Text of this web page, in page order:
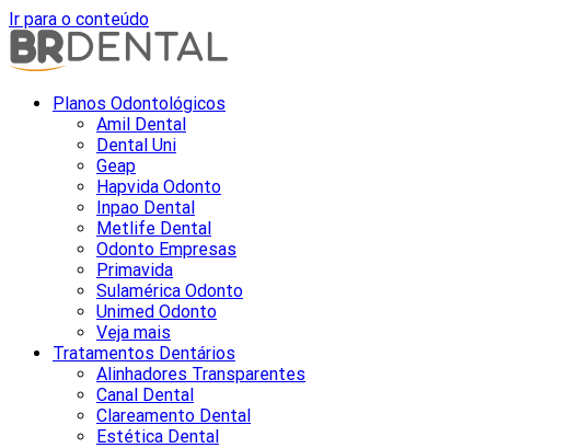
Ir para o conteúdo
Planos Odontológicos
Amil Dental
Dental Uni
Geap
Hapvida Odonto
Inpao Dental
Metlife Dental
Odonto Empresas
Primavida
Sulamérica Odonto
Unimed Odonto
Veja mais
Tratamentos Dentários
Alinhadores Transparentes
Canal Dental
Clareamento Dental
Estética Dental